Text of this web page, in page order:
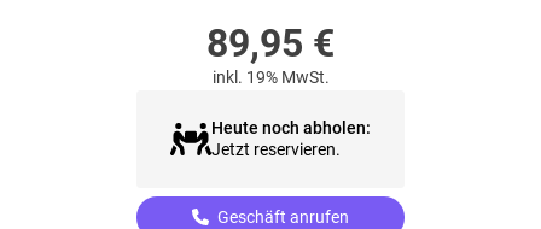
89,95 €
inkl. 19% MwSt.
Heute noch abholen:
Jetzt reservieren.
Geschäft anrufen